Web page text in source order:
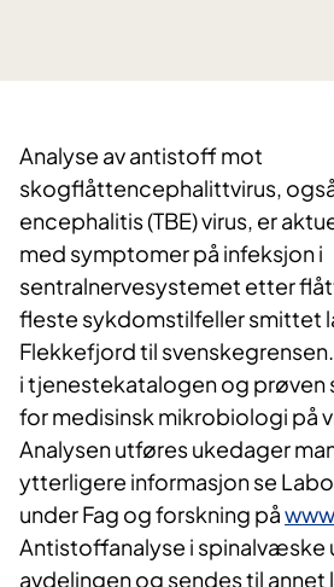
Analyse av antistoff mot
skogflåttencephalittvirus,
encephalitis (TBE) virus, er
med symptomer på infeksjon i
sentralnervesystemet etter
fleste sykdomstilfeller smittet
Flekkefjord til
i tjenestekatalogen og prøven
for medisinsk mikrobiologi på
Analysen utføres ukedager
ytterligere informasjon se
under Fag og forskning på
Antistoffanalyse i spinalvæske
avdelingen og sendes til